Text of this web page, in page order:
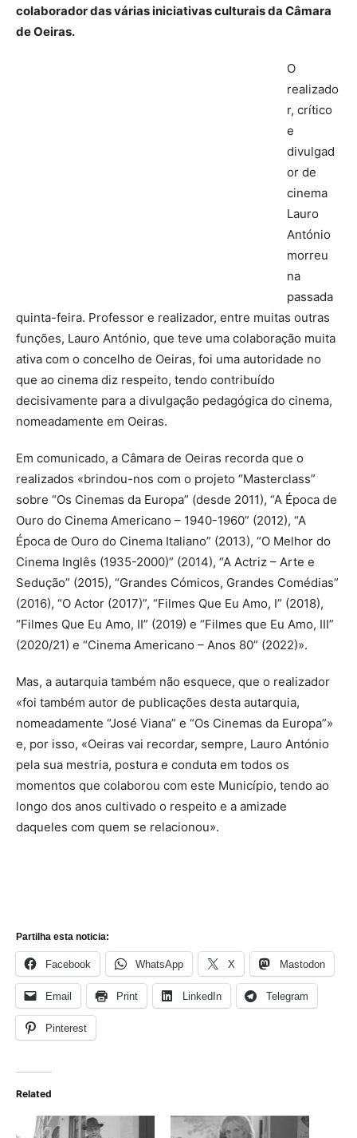
colaborador das várias iniciativas culturais da Câmara
de Oeiras.
O
realizado
r, crítico
e
divulgad
or de
cinema
Lauro
António
morreu
na
passada
quinta-feira. Professor e realizador, entre muitas outras
funções, Lauro António, que teve uma colaboração muita
ativa com o concelho de Oeiras, foi uma autoridade no
que ao cinema diz respeito, tendo contribuído
decisivamente para a divulgação pedagógica do cinema,
nomeadamente em Oeiras.
Em comunicado, a Câmara de Oeiras recorda que o
realizados «brindou-nos com o projeto “Masterclass”
sobre “Os Cinemas da Europa” (desde 2011), “A Época de
Ouro do Cinema Americano – 1940-1960” (2012), “A
Época de Ouro do Cinema Italiano” (2013), “O Melhor do
Cinema Inglês (1935-2000)” (2014), “A Actriz – Arte e
Sedução” (2015), “Grandes Cómicos, Grandes Comédias”
(2016), “O Actor (2017)”, “Filmes Que Eu Amo, I” (2018),
“Filmes Que Eu Amo, II” (2019) e “Filmes que Eu Amo, III”
(2020/21) e “Cinema Americano – Anos 80” (2022)».
Mas, a autarquia também não esquece, que o realizador
«foi também autor de publicações desta autarquia,
nomeadamente “José Viana” e “Os Cinemas da Europa”»
e, por isso, «Oeiras vai recordar, sempre, Lauro António
pela sua mestria, postura e conduta em todos os
momentos que colaborou com este Município, tendo ao
longo dos anos cultivado o respeito e a amizade
daqueles com quem se relacionou».
Partilha esta noticia:
Facebook WhatsApp X Mastodon
Email Print LinkedIn Telegram
Pinterest
Related